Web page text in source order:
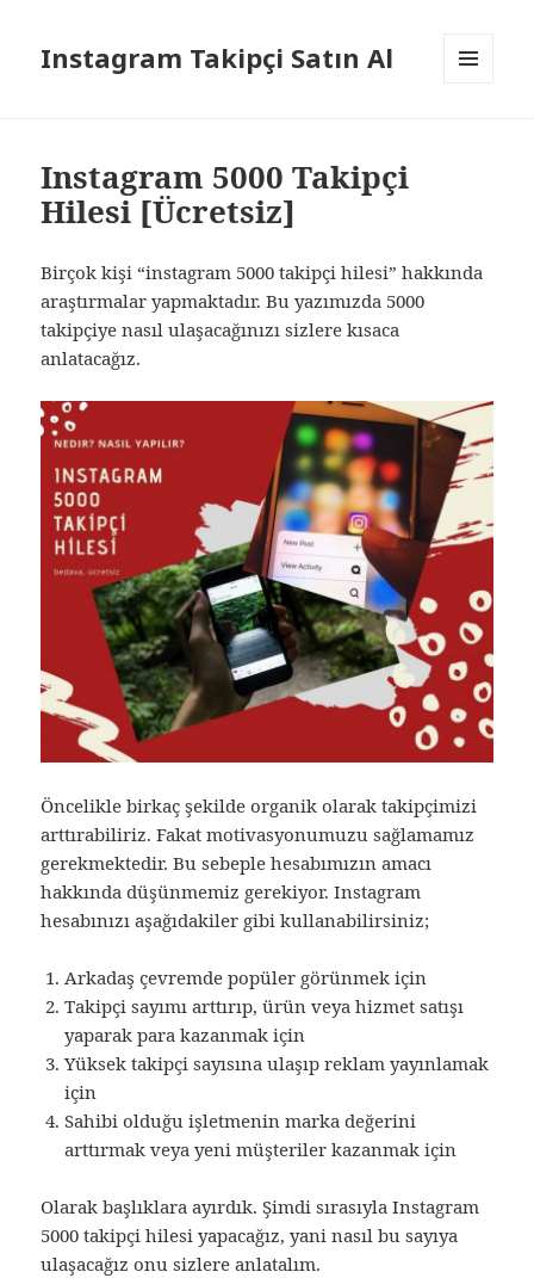
Instagram Takipçi Satın Al
Instagram 5000 Takipçi
Hilesi [Ücretsiz]
Birçok kişi “instagram 5000 takipçi hilesi” hakkında
araştırmalar yapmaktadır. Bu yazımızda 5000
takipçiye nasıl ulaşacağınızı sizlere kısaca
anlatacağız.
Öncelikle birkaç şekilde organik olarak takipçimizi
arttırabiliriz. Fakat motivasyonumuzu sağlamamız
gerekmektedir. Bu sebeple hesabımızın amacı
hakkında düşünmemiz gerekiyor. Instagram
hesabınızı aşağıdakiler gibi kullanabilirsiniz;
Arkadaş çevremde popüler görünmek için
Takipçi sayımı arttırıp, ürün veya hizmet satışı
yaparak para kazanmak için
Yüksek takipçi sayısına ulaşıp reklam yayınlamak
için
Sahibi olduğu işletmenin marka değerini
arttırmak veya yeni müşteriler kazanmak için
Olarak başlıklara ayırdık. Şimdi sırasıyla Instagram
5000 takipçi hilesi yapacağız, yani nasıl bu sayıya
ulaşacağız onu sizlere anlatalım.